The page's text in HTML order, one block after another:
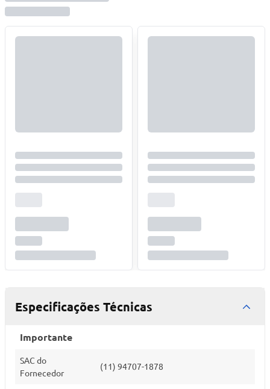
Especificações Técnicas
Importante
SAC do
Fornecedor
(11) 94707-1878